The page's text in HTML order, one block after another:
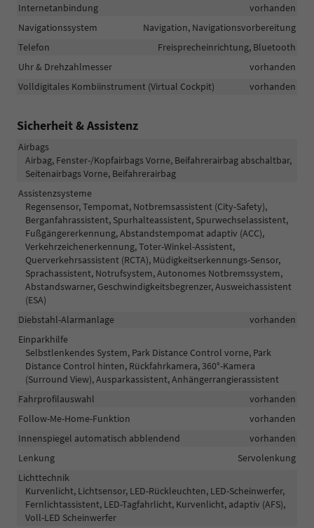
Internetanbindung
vorhanden
Navigationssystem
Navigation, Navigationsvorbereitung
Telefon
Freisprecheinrichtung, Bluetooth
Uhr & Drehzahlmesser
vorhanden
Volldigitales Kombiinstrument (Virtual Cockpit)
vorhanden
Sicherheit & Assistenz
Airbags
Airbag, Fenster-/Kopfairbags Vorne, Beifahrerairbag abschaltbar,
Seitenairbags Vorne, Beifahrerairbag
Assistenzsysteme
Regensensor, Tempomat, Notbremsassistent (City-Safety),
Berganfahrassistent, Spurhalteassistent, Spurwechselassistent,
Fußgängererkennung, Abstandstempomat adaptiv (ACC),
Verkehrzeichenerkennung, Toter-Winkel-Assistent,
Querverkehrsassistent (RCTA), Müdigkeitserkennungs-Sensor,
Sprachassistent, Notrufsystem, Autonomes Notbremssystem,
Abstandswarner, Geschwindigkeitsbegrenzer, Ausweichassistent
(ESA)
Diebstahl-Alarmanlage
vorhanden
Einparkhilfe
Selbstlenkendes System, Park Distance Control vorne, Park
Distance Control hinten, Rückfahrkamera, 360°-Kamera
(Surround View), Ausparkassistent, Anhängerrangierassistent
Fahrprofilauswahl
vorhanden
Follow-Me-Home-Funktion
vorhanden
Innenspiegel automatisch abblendend
vorhanden
Lenkung
Servolenkung
Lichttechnik
Kurvenlicht, Lichtsensor, LED-Rückleuchten, LED-Scheinwerfer,
Fernlichtassistent, LED-Tagfahrlicht, Kurvenlicht, adaptiv (AFS),
Voll-LED Scheinwerfer